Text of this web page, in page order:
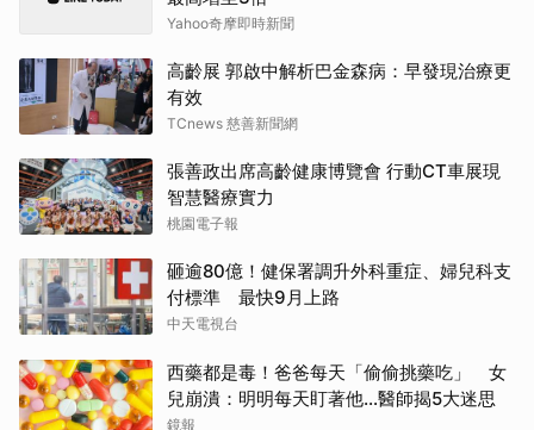
Yahoo奇摩即時新聞
高齡展 郭啟中解析巴金森病：早發現治療更
有效
TCnews 慈善新聞網
張善政出席高齡健康博覽會 行動CT車展現
智慧醫療實力
桃園電子報
砸逾80億！健保署調升外科重症、婦兒科支
付標準 最快9月上路
中天電視台
西藥都是毒！爸爸每天「偷偷挑藥吃」 女
兒崩潰：明明每天盯著他…醫師揭5大迷思
鏡報